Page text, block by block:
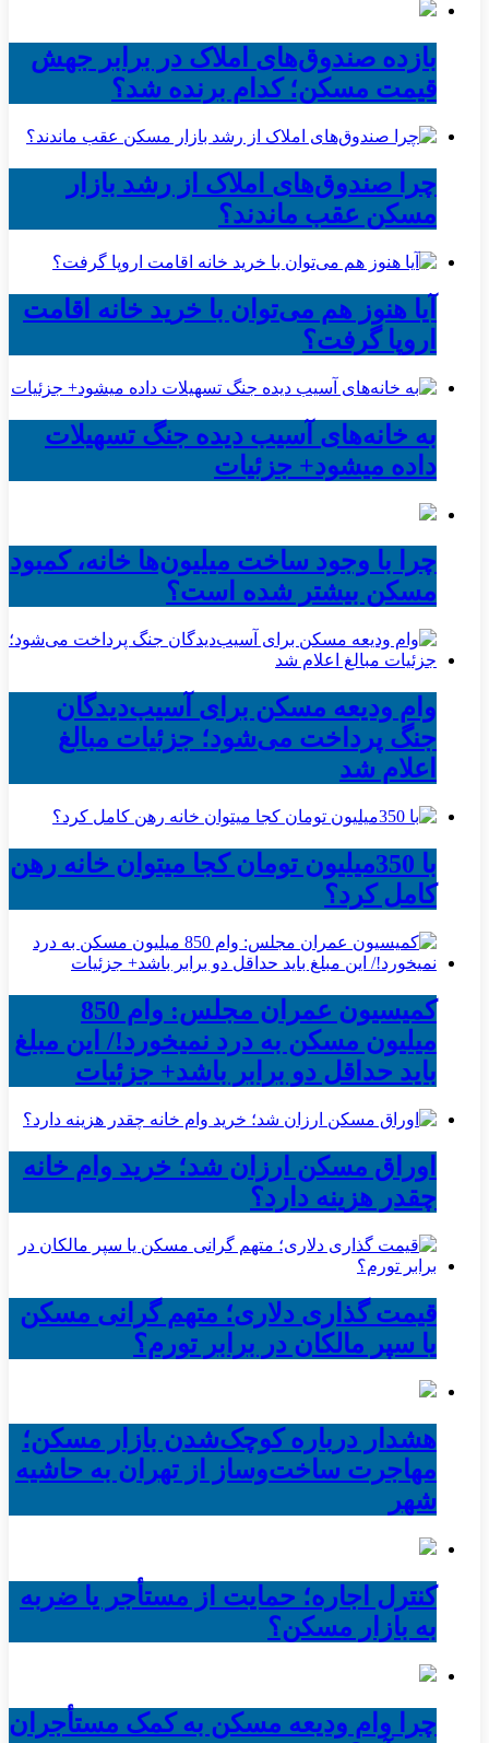
بازده صندوق‌های املاک در برابر جهش
قیمت مسکن؛ کدام برنده شد؟
چرا صندوق‌های املاک از رشد بازار
مسکن عقب ماندند؟
آیا هنوز هم می‌توان با خرید خانه اقامت
اروپا گرفت؟
به خانه‌های آسیب دیده جنگ تسهیلات
داده میشود+ جزئیات
چرا با وجود ساخت میلیون‌ها خانه، کمبود
مسکن بیشتر شده است؟
وام ودیعه مسکن برای آسیب‌دیدگان
جنگ پرداخت می‌شود؛ جزئیات مبالغ
اعلام شد
با 350میلیون تومان کجا میتوان خانه رهن
کامل کرد؟
کمیسیون عمران مجلس: وام 850
میلیون مسکن به درد نمیخورد!/ این مبلغ
باید حداقل دو برابر باشد+ جزئیات
اوراق مسکن ارزان شد؛ خرید وام خانه
چقدر هزینه دارد؟
قیمت گذاری دلاری؛ متهم گرانی مسکن
یا سپر مالکان در برابر تورم؟
هشدار درباره کوچک‌شدن بازار مسکن؛
مهاجرت ساخت‌وساز از تهران به حاشیه‌
شهر
کنترل اجاره؛ حمایت از مستأجر یا ضربه
به بازار مسکن؟
چرا وام ودیعه مسکن به کمک مستأجران